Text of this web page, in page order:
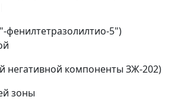
фенилтетразолилтио-5")
негативной компоненты ЗЖ-202)
зоны